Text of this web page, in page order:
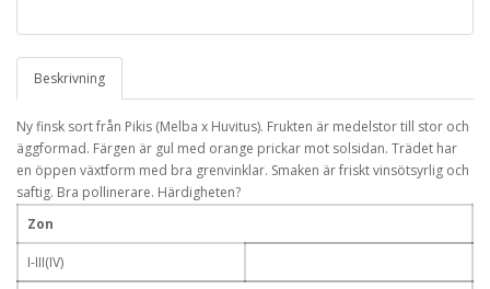
Beskrivning
Ny finsk sort från Pikis (Melba x Huvitus). Frukten är medelstor till stor och
äggformad. Färgen är gul med orange prickar mot solsidan. Trädet har
en öppen växtform med bra grenvinklar. Smaken är friskt vinsötsyrlig och
saftig. Bra pollinerare. Härdigheten?
Zon
I-III(IV)